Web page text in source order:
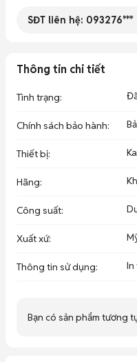
SĐT liên hệ: 093276***
Thông tin chi tiết
Tình trạng:
Chính sách bảo hành:
Thiết bị:
Hãng:
Công suất:
Xuất xứ:
Thông tin sử dụng: In
Bạn có sản phẩm tương